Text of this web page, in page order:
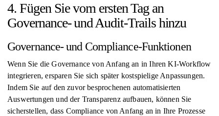
4. Fügen Sie vom ersten Tag an
Governance- und Audit-Trails hinzu
Governance- und Compliance-Funktionen
Wenn Sie die Governance von Anfang an in Ihren KI-Workflow
integrieren, ersparen Sie sich später kostspielige Anpassungen.
Indem Sie auf den zuvor besprochenen automatisierten
Auswertungen und der Transparenz aufbauen, können Sie
sicherstellen, dass Compliance von Anfang an in Ihre Prozesse